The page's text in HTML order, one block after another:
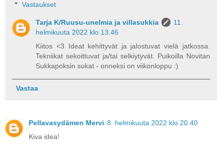
Vastaukset
Tarja K/Ruusu-unelmia ja villasukkia
11.
helmikuuta 2022 klo 13.46
Kiitos <3 Ideat kehittyvät ja jalostuvat vielä jatkossa.
Tekniikat sekoittuvat ja/tai selkiytyvät. Puikoilla Novitan
Sukkapoksin sukat - onneksi on viikonloppu :)
Vastaa
Pellavasydämen Mervi 8. helmikuuta 2022 klo 20.40
Kiva idea!